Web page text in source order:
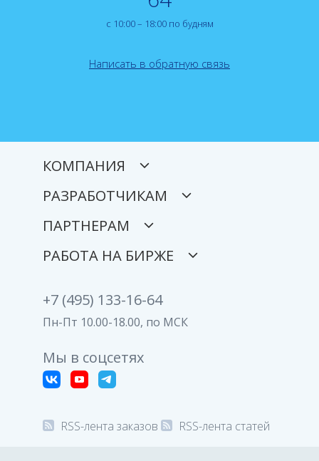
с 10:00 – 18:00 по будням
Написать в обратную связь
КОМПАНИЯ
РАЗРАБОТЧИКАМ
ПАРТНЕРАМ
РАБОТА НА БИРЖЕ
+7 (495) 133-16-64
Пн-Пт 10.00-18.00, по МСК
Мы в соцсетях
RSS-лента заказов RSS-лента статей